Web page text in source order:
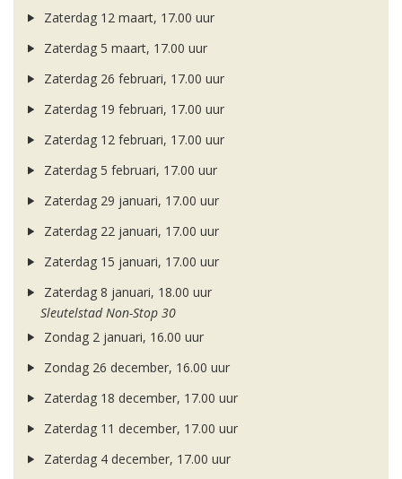
Zaterdag 12 maart, 17.00 uur
Zaterdag 5 maart, 17.00 uur
Zaterdag 26 februari, 17.00 uur
Zaterdag 19 februari, 17.00 uur
Zaterdag 12 februari, 17.00 uur
Zaterdag 5 februari, 17.00 uur
Zaterdag 29 januari, 17.00 uur
Zaterdag 22 januari, 17.00 uur
Zaterdag 15 januari, 17.00 uur
Zaterdag 8 januari, 18.00 uur
Sleutelstad Non-Stop 30
Zondag 2 januari, 16.00 uur
Zondag 26 december, 16.00 uur
Zaterdag 18 december, 17.00 uur
Zaterdag 11 december, 17.00 uur
Zaterdag 4 december, 17.00 uur